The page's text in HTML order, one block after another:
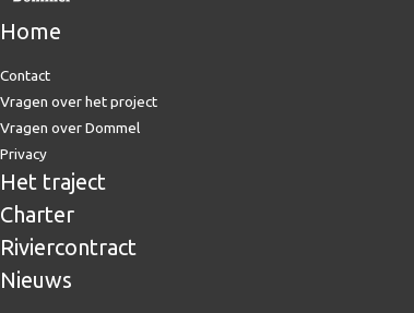
Home
Contact
Vragen over het project
Vragen over Dommel
Privacy
Het traject
Charter
Riviercontract
Nieuws